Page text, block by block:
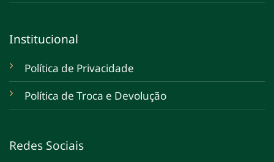
Institucional
Política de Privacidade
Política de Troca e Devolução
Redes Sociais